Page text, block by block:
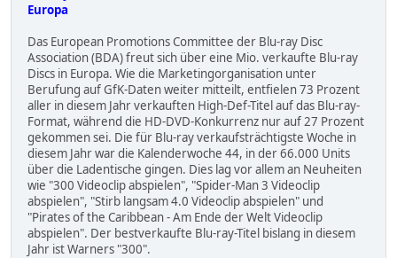
Europa
Das European Promotions Committee der Blu-ray Disc
Association (BDA) freut sich über eine Mio. verkaufte Blu-ray
Discs in Europa. Wie die Marketingorganisation unter
Berufung auf GfK-Daten weiter mitteilt, entfielen 73 Prozent
aller in diesem Jahr verkauften High-Def-Titel auf das Blu-ray-
Format, während die HD-DVD-Konkurrenz nur auf 27 Prozent
gekommen sei. Die für Blu-ray verkaufsträchtigste Woche in
diesem Jahr war die Kalenderwoche 44, in der 66.000 Units
über die Ladentische gingen. Dies lag vor allem an Neuheiten
wie "300 Videoclip abspielen", "Spider-Man 3 Videoclip
abspielen", "Stirb langsam 4.0 Videoclip abspielen" und
"Pirates of the Caribbean - Am Ende der Welt Videoclip
abspielen". Der bestverkaufte Blu-ray-Titel bislang in diesem
Jahr ist Warners "300".